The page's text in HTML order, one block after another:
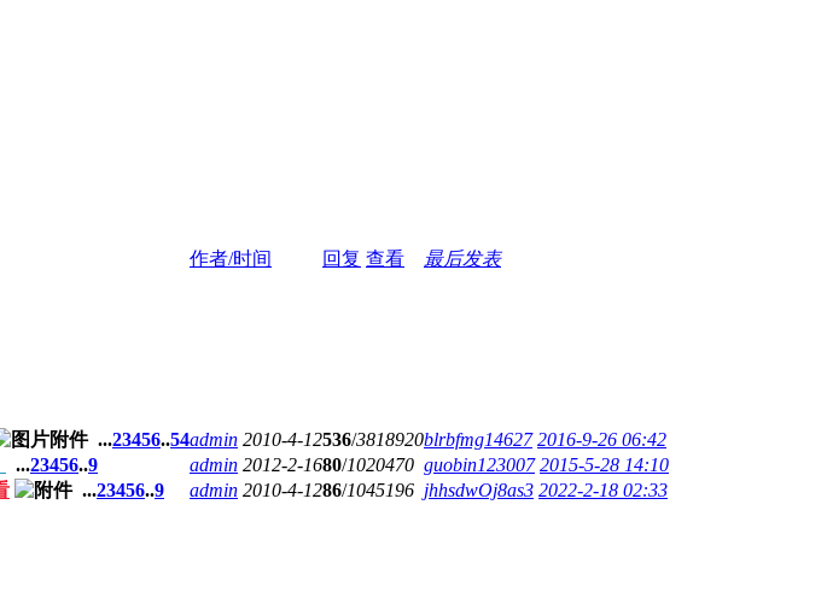
作者/时间 回复 查看 最后发表
...23456..54admin 2010-4-12536/3818920blrbfmg14627 2016-9-26 06:42
...23456..9 admin 2012-2-1680/1020470 guobin123007 2015-5-28 14:10
...23456..9 admin 2010-4-1286/1045196 jhhsdwOj8as3 2022-2-18 02:33